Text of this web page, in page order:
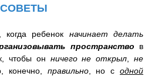
СОВЕТЫ
ребенок начинает делать
пространство в
чтобы он ничего не открыл ,не
конечно, правильно, но содной